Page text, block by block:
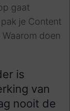
gaat
je Content
doen
is
van
nooit de